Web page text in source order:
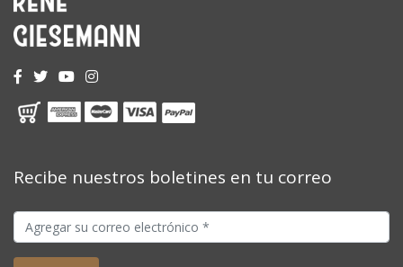
Recibe nuestros boletines en tu correo